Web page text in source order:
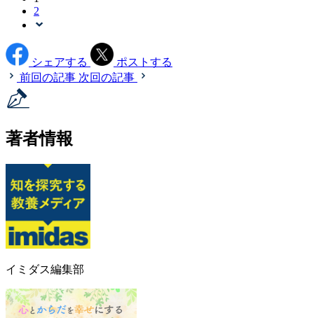
2
シェアする
ポストする
前回の記事 次回の記事
著者情報
イミダス編集部